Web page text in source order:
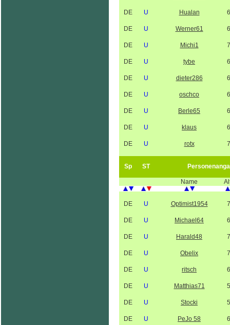
DE U Hualan
DE U Werner61
DE U Michi1
DE U tybe
DE U dieter286
DE U oschco
DE U Berle65
DE U klaus
DE U rotx
Sp ST
Name
DE U Optimist1954
DE U Michael64
DE U Harald48
DE U Obelix
DE U ritsch
DE U Matthias71
DE U Stocki
DE U PeJo 58